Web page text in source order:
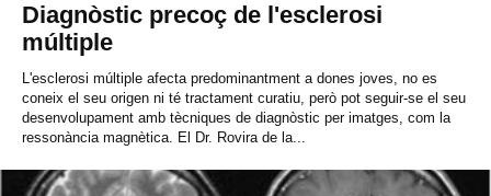
Diagnòstic precoç de l'esclerosi
múltiple
L'esclerosi múltiple afecta predominantment a dones joves, no es
coneix el seu origen ni té tractament curatiu, però pot seguir-se el seu
desenvolupament amb tècniques de diagnòstic per imatges, com la
ressonància magnètica. El Dr. Rovira de la...